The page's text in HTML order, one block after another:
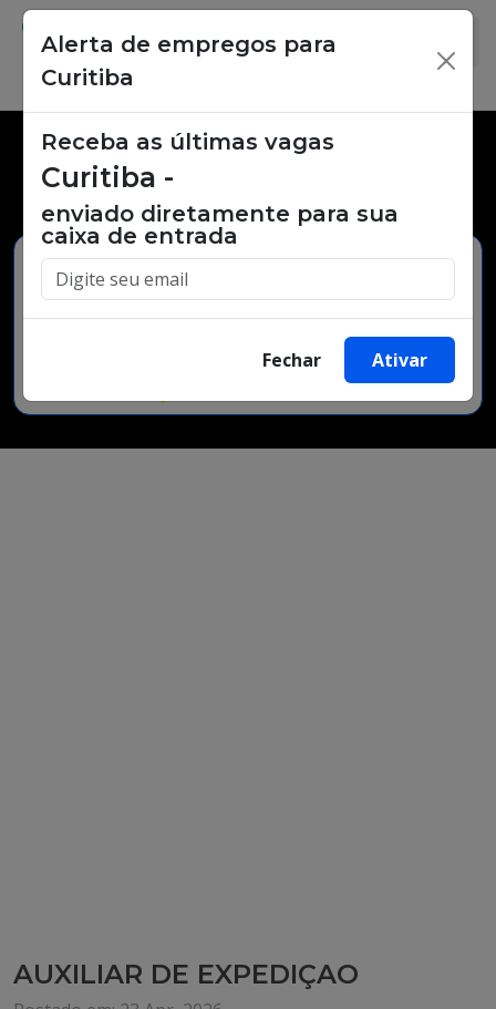
Vagas de emprego,
oportunidades de trabalho.
Buscar Vagas
AUXILIAR DE EXPEDIÇAO
Alerta de empregos para
Curitiba
×
Receba as últimas vagas
Curitiba -
enviado diretamente para sua
caixa de entrada
Fechar Ativar